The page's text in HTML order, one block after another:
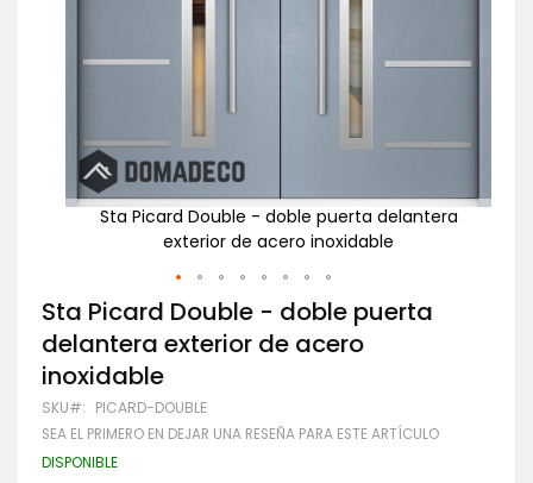
Sta Picard Double - doble puerta delantera
exterior de acero inoxidable
Saltar
al
comienzo
de
la
galería
de
imágenes
Sta Picard Double - doble puerta
delantera exterior de acero
inoxidable
SKU PICARD-DOUBLE
SEA EL PRIMERO EN DEJAR UNA RESEÑA PARA ESTE ARTÍCULO
DISPONIBLE